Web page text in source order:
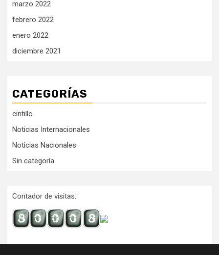
marzo 2022
febrero 2022
enero 2022
diciembre 2021
CATEGORÍAS
cintillo
Noticias Internacionales
Noticias Nacionales
Sin categoría
Contador de visitas: